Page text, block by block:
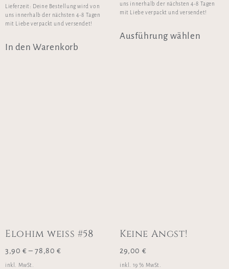
Lieferzeit: Deine Bestellung wird von
uns innerhalb der nächsten 4-8 Tagen
mit Liebe verpackt und versendet!
In den Warenkorb
uns innerhalb der nächsten 4-8 Tagen
mit Liebe verpackt und versendet!
Ausführung wählen
Elohim weiss #58
3,90 €–78,80€
inkl. MwSt.
Keine Angst!
29,00 €
inkl. 19 % MwSt.